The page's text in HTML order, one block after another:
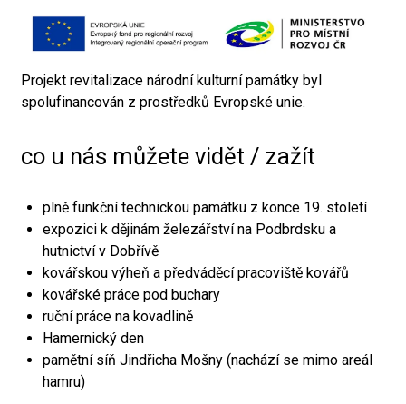
Projekt revitalizace národní kulturní památky byl
spolufinancován z prostředků Evropské unie.
co u nás můžete vidět / zažít
plně funkční technickou památku z konce 19. století
expozici k dějinám železářství na Podbrdsku a
hutnictví v Dobřívě
kovářskou výheň a předváděcí pracoviště kovářů
kovářské práce pod buchary
ruční práce na kovadlině
Hamernický den
pamětní síň Jindřicha Mošny (nachází se mimo areál
hamru)